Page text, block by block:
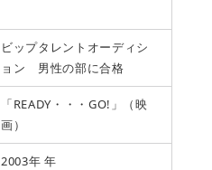
ビップタレントオーディシ
ョン 男性の部に合格
「READY・・・GO!」（映
画）
2003年 年